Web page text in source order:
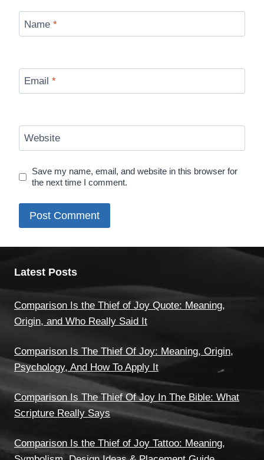
Name *
Email *
Website
Save my name, email, and website in this browser for
the next time I comment.
Latest Posts
Comparison Is the Thief of Joy Quote: Meaning,
Origin, and Who Really Said It
Comparison Is The Thief Of Joy: Meaning, Origin,
Psychology, And How To Apply It
Comparison Is The Thief Of Joy In The Bible: What
Scripture Really Says
Comparison Is the Thief of Joy Tattoo: Meaning,